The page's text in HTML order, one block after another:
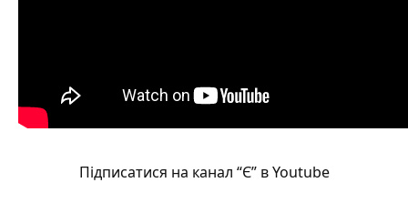
Підписатися на канал “Є” в Youtube